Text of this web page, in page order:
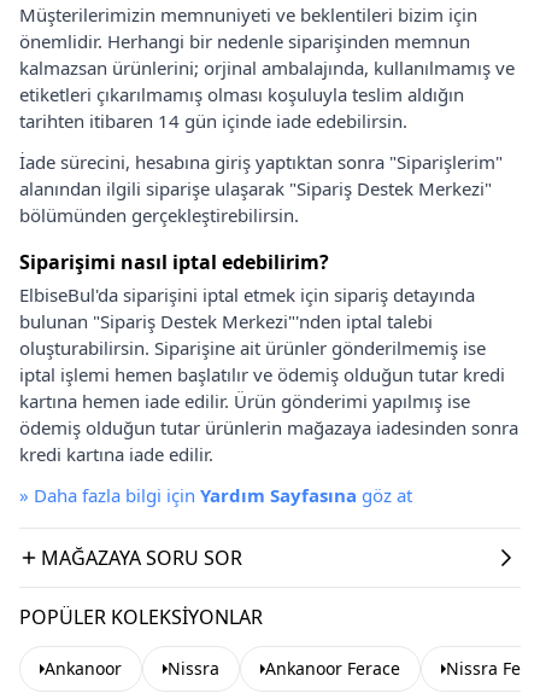
Müşterilerimizin memnuniyeti ve beklentileri bizim için
önemlidir. Herhangi bir nedenle siparişinden memnun
kalmazsan ürünlerini; orjinal ambalajında, kullanılmamış ve
etiketleri çıkarılmamış olması koşuluyla teslim aldığın
tarihten itibaren 14 gün içinde iade edebilirsin.
İade sürecini, hesabına giriş yaptıktan sonra "Siparişlerim"
alanından ilgili siparişe ulaşarak "Sipariş Destek Merkezi"
bölümünden gerçekleştirebilirsin.
Siparişimi nasıl iptal edebilirim?
ElbiseBul'da siparişini iptal etmek için sipariş detayında
bulunan "Sipariş Destek Merkezi"'nden iptal talebi
oluşturabilirsin. Siparişine ait ürünler gönderilmemiş ise
iptal işlemi hemen başlatılır ve ödemiş olduğun tutar kredi
kartına hemen iade edilir. Ürün gönderimi yapılmış ise
ödemiş olduğun tutar ürünlerin mağazaya iadesinden sonra
kredi kartına iade edilir.
» Daha fazla bilgi için Yardım Sayfasına göz at
MAĞAZAYA SORU SOR
POPÜLER KOLEKSIYONLAR
Ankanoor Nissra Ankanoor Ferace Nissra